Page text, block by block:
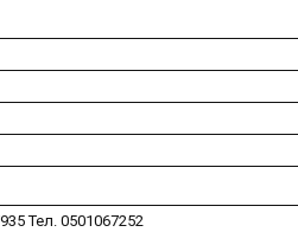
Тел. 0501067252